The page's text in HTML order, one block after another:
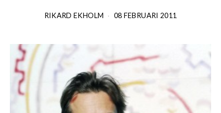
RIKARD EKHOLM 08 FEBRUARI 2011